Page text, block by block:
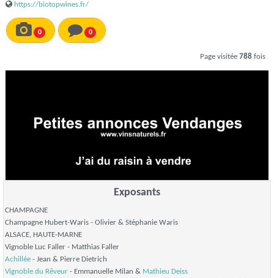
https://biotopwines.fr/
0 0
Page visitée 788 fois
Exposants
CHAMPAGNE
Champagne Hubert-Waris - Olivier & Stéphanie Waris
ALSACE, HAUTE-MARNE
Vignoble Luc Faller - Matthias Faller
Achillée - Jean & Pierre Dietrich
Vignoble du Rêveur - Emmanuelle Milan & Mathieu Deiss